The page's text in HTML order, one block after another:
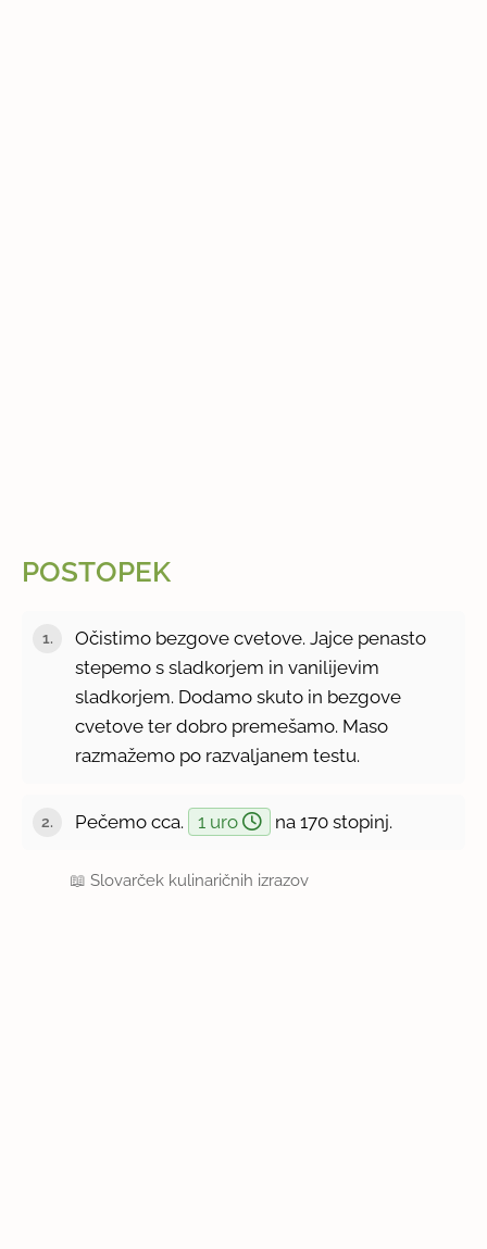
POSTOPEK
Očistimo bezgove cvetove. Jajce penasto
stepemo s sladkorjem in vanilijevim
sladkorjem. Dodamo skuto in bezgove
cvetove ter dobro premešamo. Maso
razmažemo po razvaljanem testu.
Pečemo cca. 1 uro na 170 stopinj.
📖Slovarček kulinaričnih izrazov